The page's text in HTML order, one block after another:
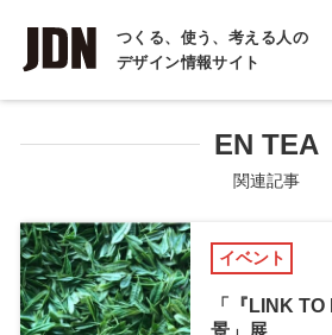
つくる、使う、考える人の
デザイン情報サイト
INTERVIEW
インタビュー
COLUMN
コラム
EN TEA
関連記事
イベント
「『LINK